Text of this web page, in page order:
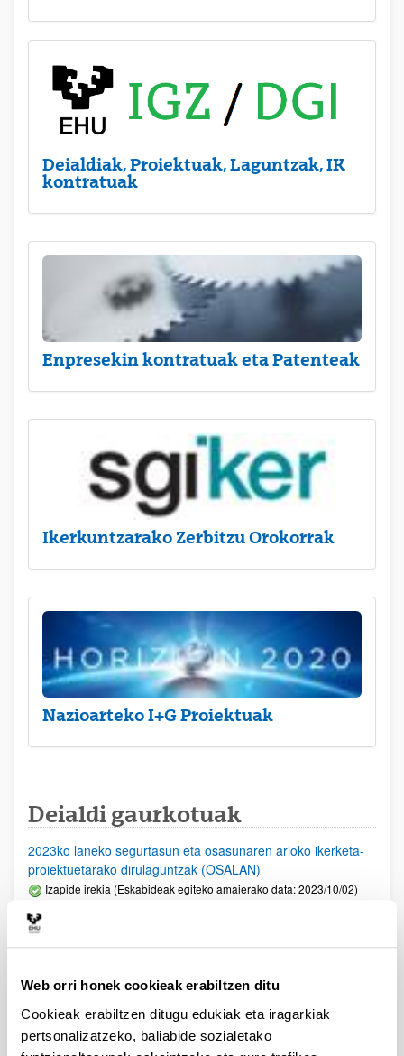
Web orri honek cookieak erabiltzen ditu
Cookieak erabiltzen ditugu edukiak eta iragarkiak
pertsonalizatzeko, baliabide sozialetako
Deialdiak, Proiektuak, Laguntzak, IK
kontratuak
Enpresekin kontratuak eta Patenteak
Ikerkuntzarako Zerbitzu Orokorrak
Nazioarteko I+G Proiektuak
Deialdi gaurkotuak
2023ko laneko segurtasun eta osasunaren arloko ikerketa-
proiektuetarako dirulaguntzak (OSALAN)
Izapide irekia (Eskabideak egiteko amaierako data: 2023/10/02)
PIFG23/04: “Hizkuntzaren Prozesamendua”
PIFG22/71: “Prehistoria”
Aurkezteko epea itxita: 2023/05/23 - 2023/06/12 23:59